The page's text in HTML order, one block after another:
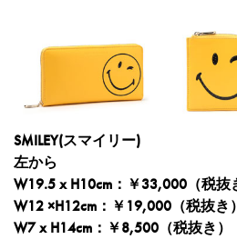
SMILEY(スマイリー)
左から
W19.5 x H10cm：￥33,000（税抜
W12 ×H12cm：￥19,000（税抜き
W7 x H14cm：￥8,500（税抜き）